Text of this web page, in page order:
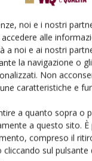
noi e i nostri
alle
a noi e ai nostri
la navigazione o
Non
caratteristiche e
a quanto sopra o
a questo sito.
compreso il
sul
l’Italia e ci
a far
Rella 5 Aprile 2020